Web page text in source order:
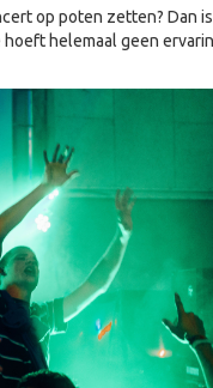
op poten zetten? Dan is
helemaal geen